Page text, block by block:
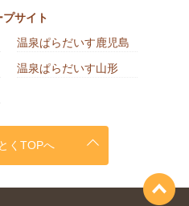
プサイト
温泉ぱらだいす鹿児島
温泉ぱらだいす山形
くTOPへ